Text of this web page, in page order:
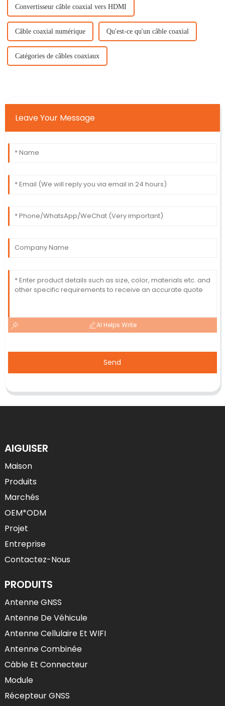
Convertisseur câble coaxial vers HDMI
Câble coaxial numérique Qu'est-ce qu'un câble coaxial
Catégories de câbles coaxiaux
Leave Your Message
AI Helps Write
Send
AIGUISER
Maison
Produits
Marchés
OEM*ODM
Projet
Entreprise
Contactez-Nous
PRODUITS
Antenne GNSS
Antenne De Véhicule
Antenne Cellulaire Et WIFI
Antenne Combinée
Câble Et Connecteur
Module
Récepteur GNSS